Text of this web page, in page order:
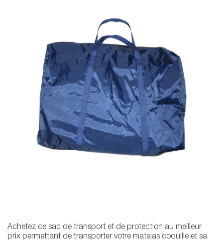
Achetez ce sac de transport et de protection au meilleur
prix permettant de transporter votre matelas coquille et sa